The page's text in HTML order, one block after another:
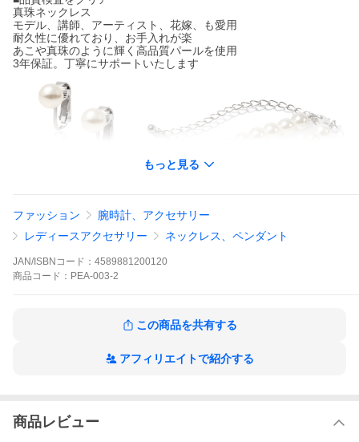
真珠ネックレス
モデル、講師、アーティスト、花嫁、も愛用
耐久性に優れており、お手入れが楽
あこや真珠のように輝く高品質パールを使用
3年保証。丁寧にサポートいたします
もっと見る
ファッション
腕時計、アクセサリー
レディースアクセサリー
ネックレス、ペンダント
JAN/ISBNコード： 4589881200120
商品 コード： PEA-003-2
この商品を共有する
アフィリエイトで紹介する
商品レビュー